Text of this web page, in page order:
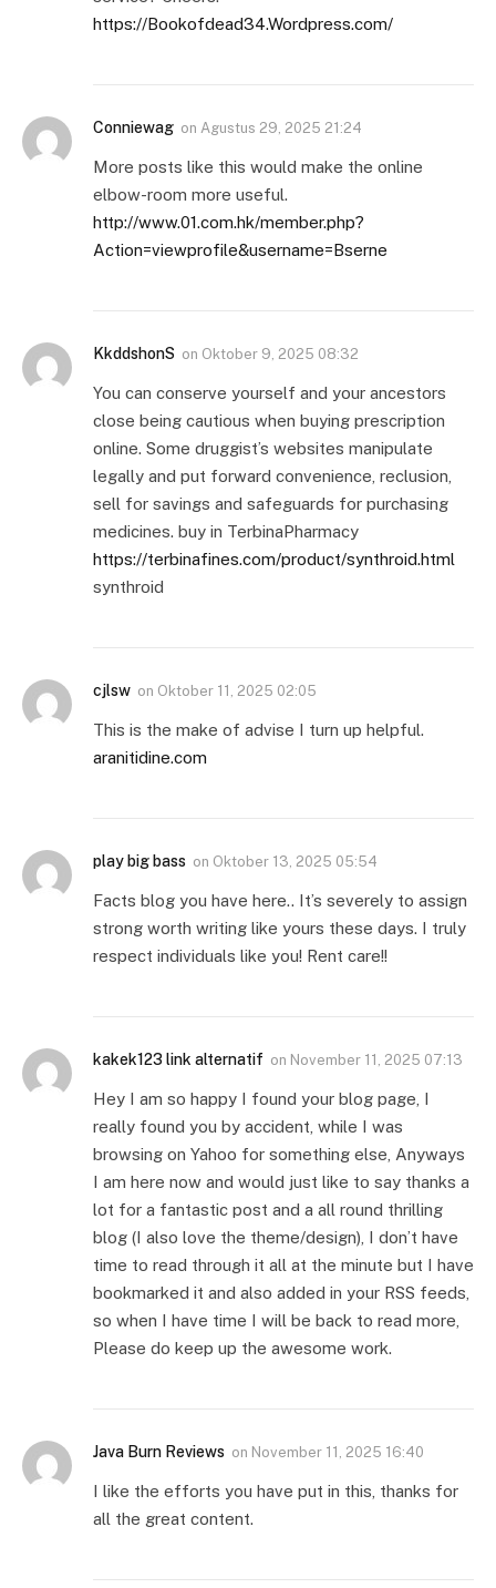
https://Bookofdead34.Wordpress.com/
Conniewag on Agustus 29, 2025 21:24
More posts like this would make the online
elbow-room more useful.
http://www.01.com.hk/member.php?
Action=viewprofile&username=Bserne
KkddshonS on Oktober 9, 2025 08:32
You can conserve yourself and your ancestors
close being cautious when buying prescription
online. Some druggist’s websites manipulate
legally and put forward convenience, reclusion,
sell for savings and safeguards for purchasing
medicines. buy in TerbinaPharmacy
https://terbinafines.com/product/synthroid.html
synthroid
cjlsw on Oktober 11, 2025 02:05
This is the make of advise I turn up helpful.
aranitidine.com
play big bass on Oktober 13, 2025 05:54
Facts blog you have here.. It’s severely to assign
strong worth writing like yours these days. I truly
respect individuals like you! Rent care!!
kakek123 link alternatif on November 11, 2025 07:13
Hey I am so happy I found your blog page, I
really found you by accident, while I was
browsing on Yahoo for something else, Anyways
I am here now and would just like to say thanks a
lot for a fantastic post and a all round thrilling
blog (I also love the theme/design), I don’t have
time to read through it all at the minute but I have
bookmarked it and also added in your RSS feeds,
so when I have time I will be back to read more,
Please do keep up the awesome work.
Java Burn Reviews on November 11, 2025 16:40
I like the efforts you have put in this, thanks for
all the great content.